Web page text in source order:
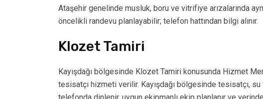
Ataşehir genelinde musluk, boru ve vitrifiye arızalarında
öncelikli randevu planlayabilir; telefon hattından bilgi alınır.
Klozet Tamiri
Kayışdağı bölgesinde Klozet Tamiri konusunda Hizmet
tesisatçı hizmeti verilir. Kayışdağı bölgesinde tesisatçı,